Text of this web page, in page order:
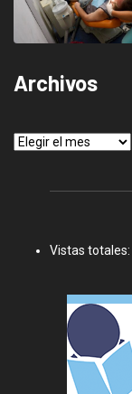
Archivos
Archivos
Vistas totales: